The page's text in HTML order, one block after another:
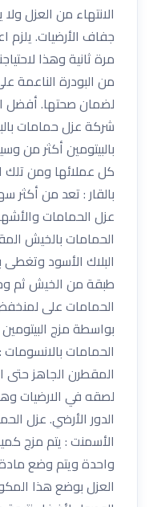
الانتهاء من العزل
جفاف الأرضيات. يلزم
مرة ثانية وهذا
من البودرة الناعمة
لضمان صحتها. أفضل
شركة عزل حمامات
بالبيتومين أكثر من
كل عملائها ومن تلك
بالقار : تعد من أكثر
عزل الحمامات
الحمامات بالخيش
البلاك الأسود
طبقة من الخيش ثم
الحمامات على
بواسطة مزج
الحمامات
المقطرن الجاهز حتى
لصقه في الارضيات
الدور الأرضي. عزل
الأسمنت : يتم مزج
واحدة ويتم وضع
العزل بوضع هذا